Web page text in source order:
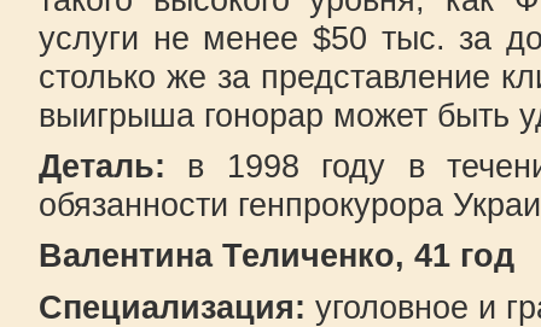
услуги не менее $50 тыс. за
столько же за представление
выигрыша гонорар может быть
Деталь: в 1998 году в
обязанности генпрокурора
Валентина Теличенко, 41 год
Специализация: уголовное и